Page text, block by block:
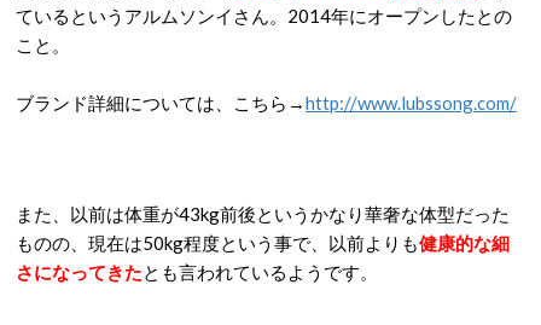
ているというアルムソンイさん。2014年にオープンしたとの
こと。
ブランド詳細については、こちら→http://www.lubssong.com/
また、以前は体重が43kg前後というかなり華奢な体型だった
ものの、現在は50kg程度という事で、以前よりも健康的な細
さになってきたとも言われているようです。